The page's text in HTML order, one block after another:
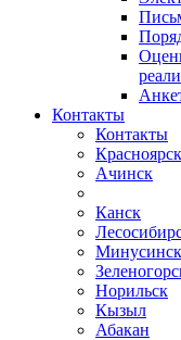
Контакты
Контакты
Красноярск
Ачинск
Канск
Минусинск
Норильск
Кызыл
Абакан